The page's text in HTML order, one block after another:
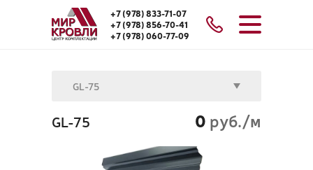
+7 (978) 833-71-07
+7 (978) 856-70-41
+7 (978) 060-77-09
GL-75
GL-75 0 руб./м